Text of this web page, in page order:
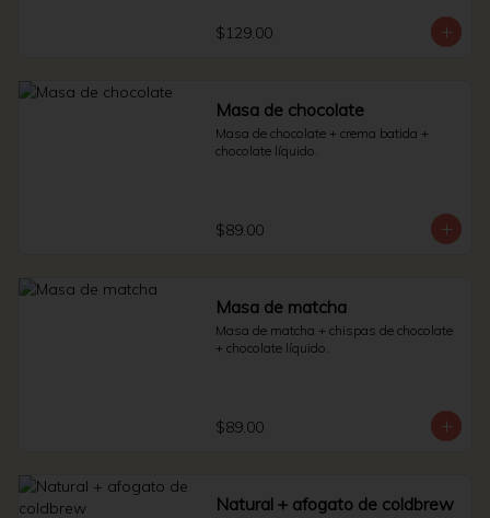
$129.00
Masa de chocolate
Masa de chocolate + crema batida +
chocolate líquido.
$89.00
Masa de matcha
Masa de matcha + chispas de chocolate
+ chocolate líquido.
$89.00
Natural + afogato de coldbrew